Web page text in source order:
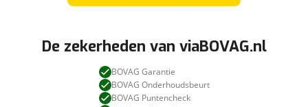
De zekerheden van viaBOVAG.nl
BOVAG Garantie
BOVAG Onderhoudsbeurt
BOVAG Puntencheck